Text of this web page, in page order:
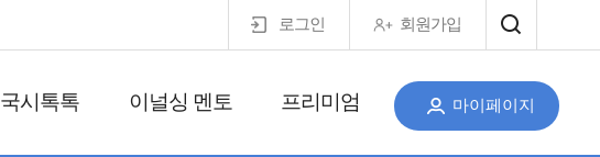
로그인 회원가입
마이페이지
국시톡톡 이널싱 멘토 프리미엄